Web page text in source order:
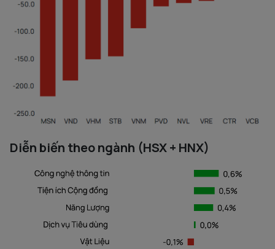
Diễn biến theo ngành (HSX + HNX)